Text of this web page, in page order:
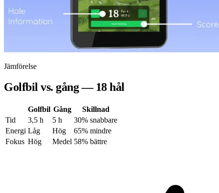
Jämförelse
Golfbil vs. gång — 18 hål
Golfbil Gång
Skillnad
Tid
3,5 h 5 h
30% snabbare
Energi Låg Hög
65% mindre
Fokus Hög Medel 58% bättre